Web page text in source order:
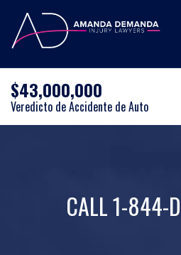
$43,000,000
Veredicto de Accidente de Auto
CALL 1-844-